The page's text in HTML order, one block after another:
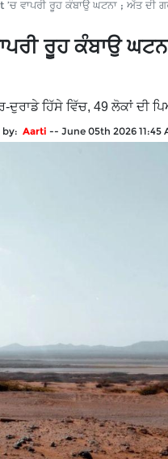
’ਚ ਵਾਪਰੀ ਰੂਹ ਕੰਬਾਉ ਘਟਨਾ ; ਅੱਤ ਦੀ
ਰੂਹ ਕੰਬਾਉ
ਹਿੱਸੇ ਵਿੱਚ, 49 ਲੋਕਾਂ ਦੀ
by: Aarti -- June 05th 2026 11:45